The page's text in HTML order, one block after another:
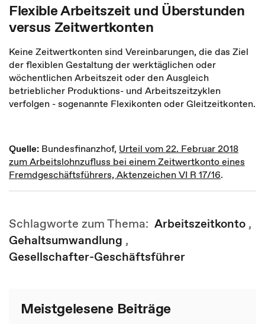
Flexible Arbeitszeit und Überstunden
versus Zeitwertkonten
Keine Zeitwertkonten sind Vereinbarungen, die das Ziel
der flexiblen Gestaltung der werktäglichen oder
wöchentlichen Arbeitszeit oder den Ausgleich
betrieblicher Produktions- und Arbeitszeitzyklen
verfolgen - sogenannte Flexikonten oder Gleitzeitkonten.
Quelle: Bundesfinanzhof, Urteil vom 22. Februar 2018
zum Arbeitslohnzufluss bei einem Zeitwertkonto eines
Fremdgeschäftsführers, Aktenzeichen VI R 17/16.
Schlagworte zum Thema: Arbeitszeitkonto ,
Gehaltsumwandlung ,
Gesellschafter-Geschäftsführer
Meistgelesene Beiträge